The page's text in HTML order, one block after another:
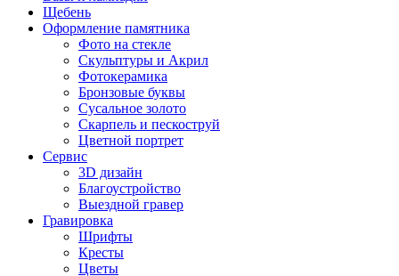
Щебень
Оформление памятника
Фото на стекле
Скульптуры и Акрил
Фотокерамика
Бронзовые буквы
Сусальное золото
Скарпель и пескоструй
Цветной портрет
Сервис
3D дизайн
Благоустройство
Выездной гравер
Гравировка
Шрифты
Кресты
Цветы